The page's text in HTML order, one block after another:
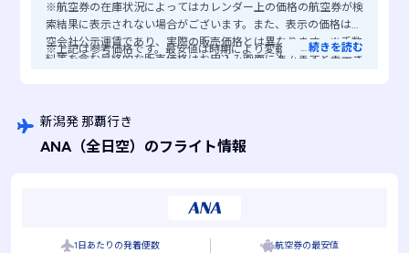
※航空券の在庫状況によってはカレンダー上の価格の航空券が検
索結果に表示されない場合がございます。また、表示の価格は航
空会社公示運賃であり、実際の販売価格とは異なります。※手数
料等を含む最終的な販売価格はお申込み画面に進みますと表示さ
※上記は参考価格です。最安値は時期により変動します。
…続きを読む
新潟発 那覇行き
ANA（全日空） のフライト情報
1日あたりの発着便数 航空券の最安値